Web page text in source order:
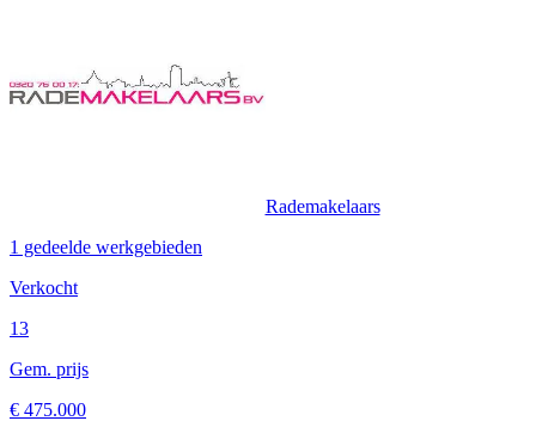
Rademakelaars
1 gedeelde werkgebieden
Verkocht
13
Gem. prijs
€ 475.000